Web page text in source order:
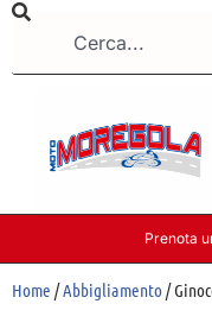
Prenota
Home /Abbigliamento /